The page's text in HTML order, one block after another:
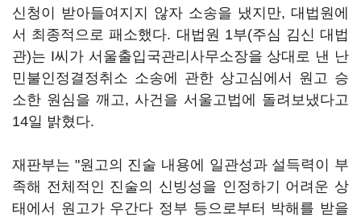
신청이 받아들여지지 않자 소송을 냈지만, 대법원에
서 최종적으로 패소했다. 대법원 1부(주심 김신 대법
관)는 I씨가 서울출입국관리사무소장을 상대로 낸 난
민불인정결정취소 소송에 관한 상고심에서 원고 승
소한 원심을 깨고, 사건을 서울고법에 돌려보냈다고
14일 밝혔다.
재판부는 "원고의 진술 내용에 일관성과 설득력이 부
족해 전체적인 진술의 신빙성을 인정하기 어려운 상
태에서 원고가 우간다 정부 등으로부터 박해를 받을